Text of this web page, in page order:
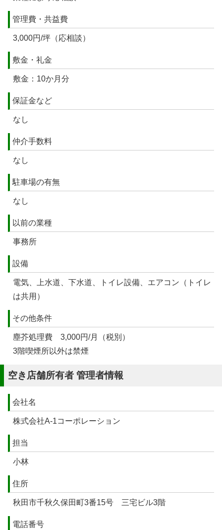
管理費・共益費
3,000円/坪（応相談）
敷金・礼金
敷金：10か月分
保証金など
なし
仲介手数料
なし
駐車場の有無
なし
以前の業種
事務所
設備
電気、上水道、下水道、トイレ設備、エアコン（トイレ
は共用）
その他条件
塵芥処理費 3,000円/月（税別）
3階喫煙所以外は禁煙
空き店舗所有者 管理者情報
会社名
株式会社A-1コーポレーション
担当
小林
住所
秋田市千秋久保田町3番15号 三宅ビル3階
電話番号